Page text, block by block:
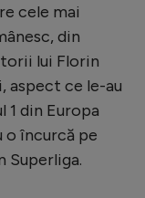
cele mai
din
lui Florin
aspect ce le-au
1 din Europa
o încurcă pe
Superliga.